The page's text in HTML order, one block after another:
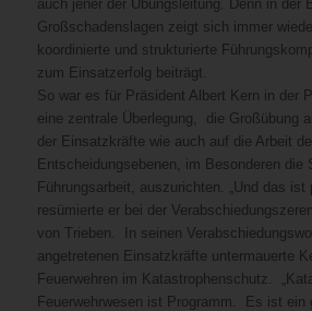
auch jener der Übungsleitung. Denn in der
Großschadenslagen zeigt sich immer
koordinierte und strukturierte
zum Einsatzerfolg beiträgt.
So war es für Präsident Albert Kern in der
eine zentrale Überlegung, die Großübung
der Einsatzkräfte wie auch auf die Arbeit
Entscheidungsebenen, im Besonderen die
Führungsarbeit, auszurichten. „Und das ist
resümierte er bei der
von Trieben. In seinen
angetretenen Einsatzkräfte untermauerte
Feuerwehren im Katastrophenschutz.
Feuerwehrwesen ist Programm. Es ist ein